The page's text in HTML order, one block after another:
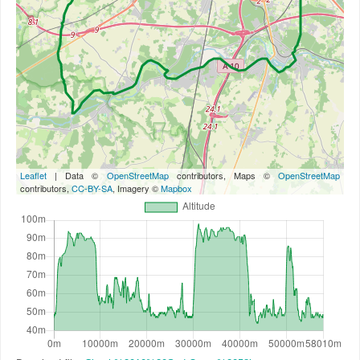
Leaflet| Data © OpenStreetMapcontributors, Maps ©OpenStreetMap
contributors, CC-BY-SA, Imagery ©Mapbox